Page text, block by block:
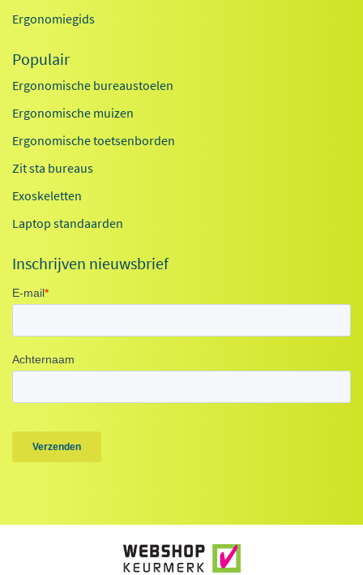
Ergonomiegids
Populair
Ergonomische bureaustoelen
Ergonomische muizen
Ergonomische toetsenborden
Zit sta bureaus
Exoskeletten
Laptop standaarden
Inschrijven nieuwsbrief